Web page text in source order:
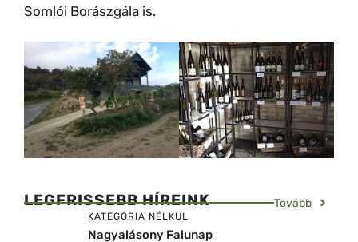
Somlói Borászgála is.
LEGFRISSEBB HÍREINK Tovább
KATEGÓRIA NÉLKÜL
Nagyalásony Falunap